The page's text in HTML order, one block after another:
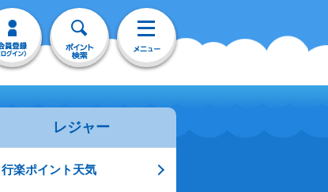
レジャー
行楽ポイント天気